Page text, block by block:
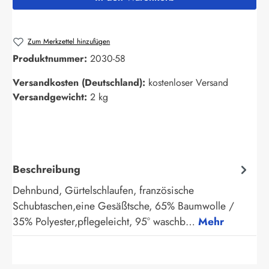
Zum Merkzettel hinzufügen
Produktnummer: 2030-58
Versandkosten (Deutschland): kostenloser Versand
Versandgewicht: 2 kg
Beschreibung
Dehnbund, Gürtelschlaufen, französische
Schubtaschen,eine Gesäßtsche, 65% Baumwolle /
35% Polyester,pflegeleicht, 95° waschb… Mehr